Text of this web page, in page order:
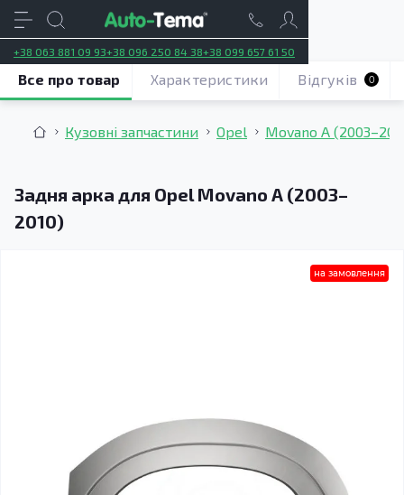
+38 063 881 09 93+38 096 250 84 38+38 099 657 61 50
Кузовні запчастини Opel Movano A
Задня арка для Opel Movano A (2003–
2010)
Все про товар Характеристики Відгуків 0
на замовлення